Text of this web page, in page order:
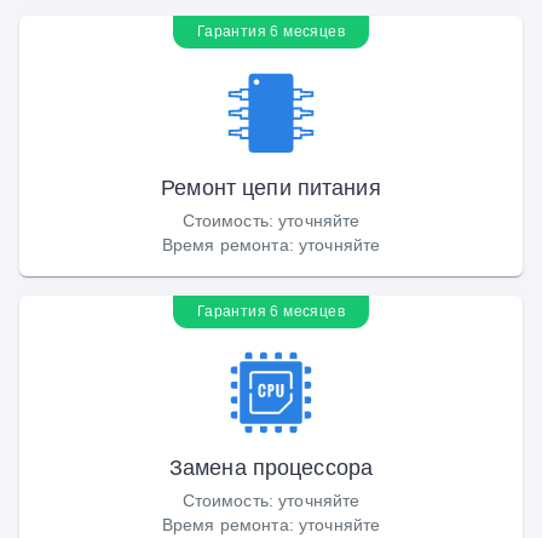
Гарантия 6 месяцев
Ремонт цепи питания
Стоимость:уточняйте
Время ремонта: уточняйте
Гарантия 6 месяцев
Замена процессора
Стоимость:уточняйте
Время ремонта: уточняйте